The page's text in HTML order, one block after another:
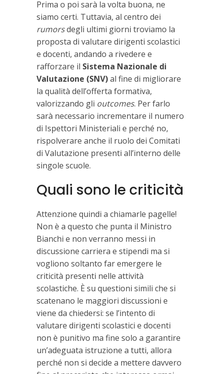
Prima o poi sarà la volta buona, ne
siamo certi. Tuttavia, al centro dei
rumorsdegli ultimi giorni troviamo la
proposta di valutare dirigenti scolastici
e docenti, andando a rivedere e
rafforzare il Sistema Nazionale di
Valutazione (SNV)al fine di migliorare
la qualità dell’offerta formativa,
valorizzando gli outcomes. Per farlo
sarà necessario incrementare il numero
di Ispettori Ministeriali e perché no,
rispolverare anche il ruolo dei Comitati
di Valutazione presenti all’interno delle
singole scuole.
Quali sono le criticità
Attenzione quindi a chiamarle pagelle!
Non è a questo che punta il Ministro
Bianchi e non verranno messi in
discussione carriera e stipendi ma si
vogliono soltanto far emergere le
criticità presenti nelle attività
scolastiche. È su questioni simili che si
scatenano le maggiori discussioni e
viene da chiedersi: se l’intento di
valutare dirigenti scolastici e docenti
non è punitivo ma fine solo a garantire
un’adeguata istruzione a tutti, allora
perché non si decide a mettere davvero